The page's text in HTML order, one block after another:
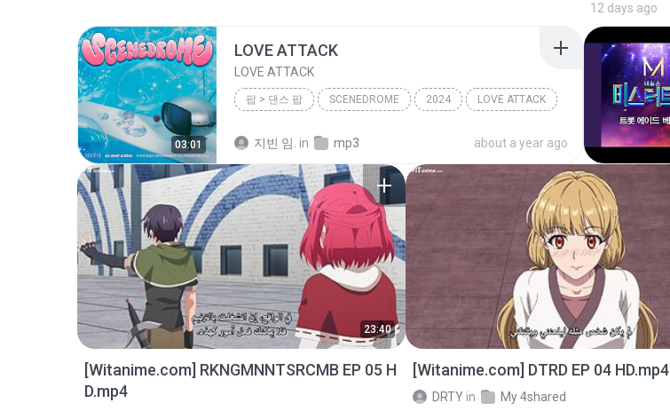
12 days ago
03:01
LOVE ATTACK
LOVE ATTACK
팝 > 댄스 팝 SCENEDROME 2024 LOVE ATTACK
지빈 임. in mp3 about a year ago
23:40
[Witanime.com] RKNGMNNTSRCMB EP 05 H
D.mp4
[Witanime.com] DTRD EP 04 HD.mp4
DRTY in
My 4shared